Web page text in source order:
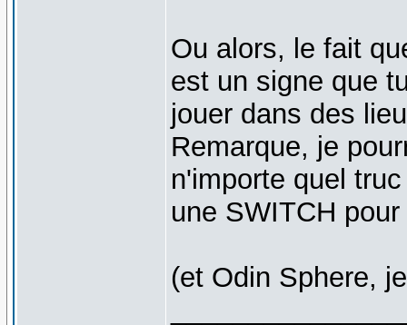
Ou alors, le fait
est un signe que
jouer dans des
Remarque, je
n'importe quel
une SWITCH
(et Odin Sphere,